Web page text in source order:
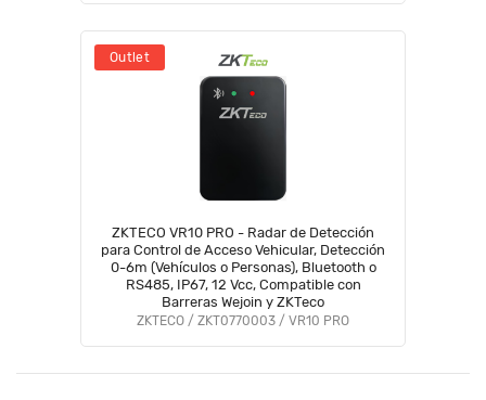
Outlet
ZKTECO VR10 PRO - Radar de Detección
para Control de Acceso Vehicular, Detección
0-6m (Vehículos o Personas), Bluetooth o
RS485, IP67, 12 Vcc, Compatible con
Barreras Wejoin y ZKTeco
ZKTECO / ZKT0770003 / VR10 PRO